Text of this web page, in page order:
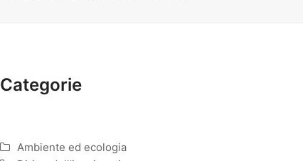
Categorie
Ambiente ed ecologia